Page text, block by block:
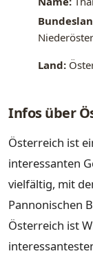
Land:
Infos über
Österreich ist
interessanten
vielfältig, mit
Pannonischen
Österreich ist